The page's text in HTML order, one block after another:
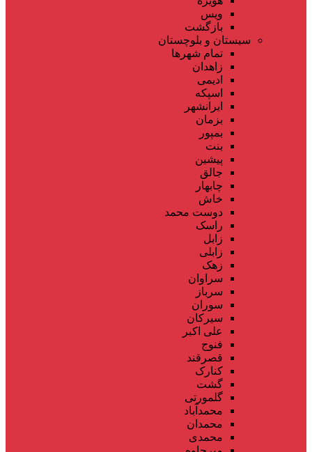
ویس
بازگشت
سیستان و بلوچستان
تمام شهر‌ها
زاهدان
ادیمی
اسپکه
ایرانشهر
بزمان
بمپور
بنت
پیشین
جالق
چابهار
خاش
دوست محمد
راسک
زابل
زابلی
زهک
سراوان
سرباز
سوران
سیرکان
علی اکبر
فنوج
قصرقند
کنارک
گشت
گلمورتی
محمدآباد
محمدان
محمدی